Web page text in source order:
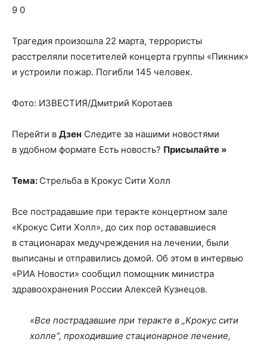
9 0
Трагедия произошла 22 марта, террористы
расстреляли посетителей концерта группы «Пикник»
и устроили пожар. Погибли 145 человек.
Фото: ИЗВЕСТИЯ/Дмитрий Коротаев
Перейти в Дзен Следите за нашими новостями
в удобном формате Есть новость? Присылайте »
Тема: Стрельба в Крокус Сити Холл
Все пострадавшие при теракте концертном зале
«Крокус Сити Холл», до сих пор остававшиеся
в стационарах медучреждения на лечении, были
выписаны и отправились домой. Об этом в интервью
«РИА Новости» сообщил помощник министра
здравоохранения России Алексей Кузнецов.
«Все пострадавшие при теракте в „Крокус сити
холле“, проходившие стационарное лечение,